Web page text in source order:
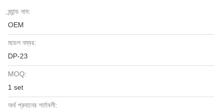
ব্র্যান্ড নাম:
OEM
মডেল নম্বর:
DP-23
MOQ:
1 set
অর্থ প্রদানের শর্তাবলী: